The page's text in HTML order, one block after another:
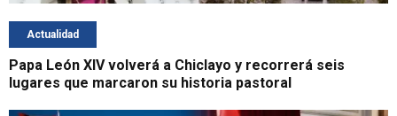
Actualidad
Papa León XIV volverá a Chiclayo y recorrerá seis
lugares que marcaron su historia pastoral